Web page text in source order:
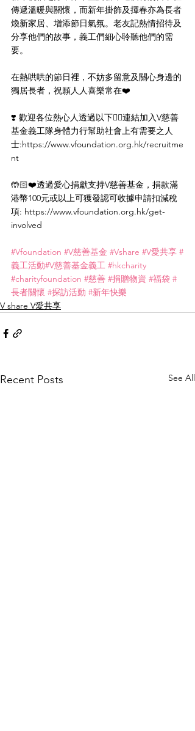
傳遞溫暖與關懷，而新年掛飾及揮春亦為長者
煥新家居、增添節日氣氛。老友記熱情招待及
分享他們的故事，義工們細心聆聽他們的需
要。
在熱哄哄的節日裡，不妨多留意及關心身邊的
獨居長者，祝願人人喜樂常在❤️
❣️ 歡迎各位熱心人透過以下👇🏻連結加入V慈善
基金義工隊身體力行幫助社會上有需要之人
士:https://www.vfoundation.org.hk/recruitme
nt
🤲🏻❤️透過愛心捐獻支持V慈善基金，捐款滿
港幣100元或以上可獲發認可收據申請扣減稅
項: https://www.vfoundation.org.hk/get-
involved
#Vfoundation #V慈善基金 #Vshare #V愛共享 #
義工活動#V慈善基金義工 #hkcharity
#charityfoundation #慈善 #捐贈物資 #福袋 #
長者關懷 #探訪活動 #新年快樂
V share V愛共享
Recent Posts See All